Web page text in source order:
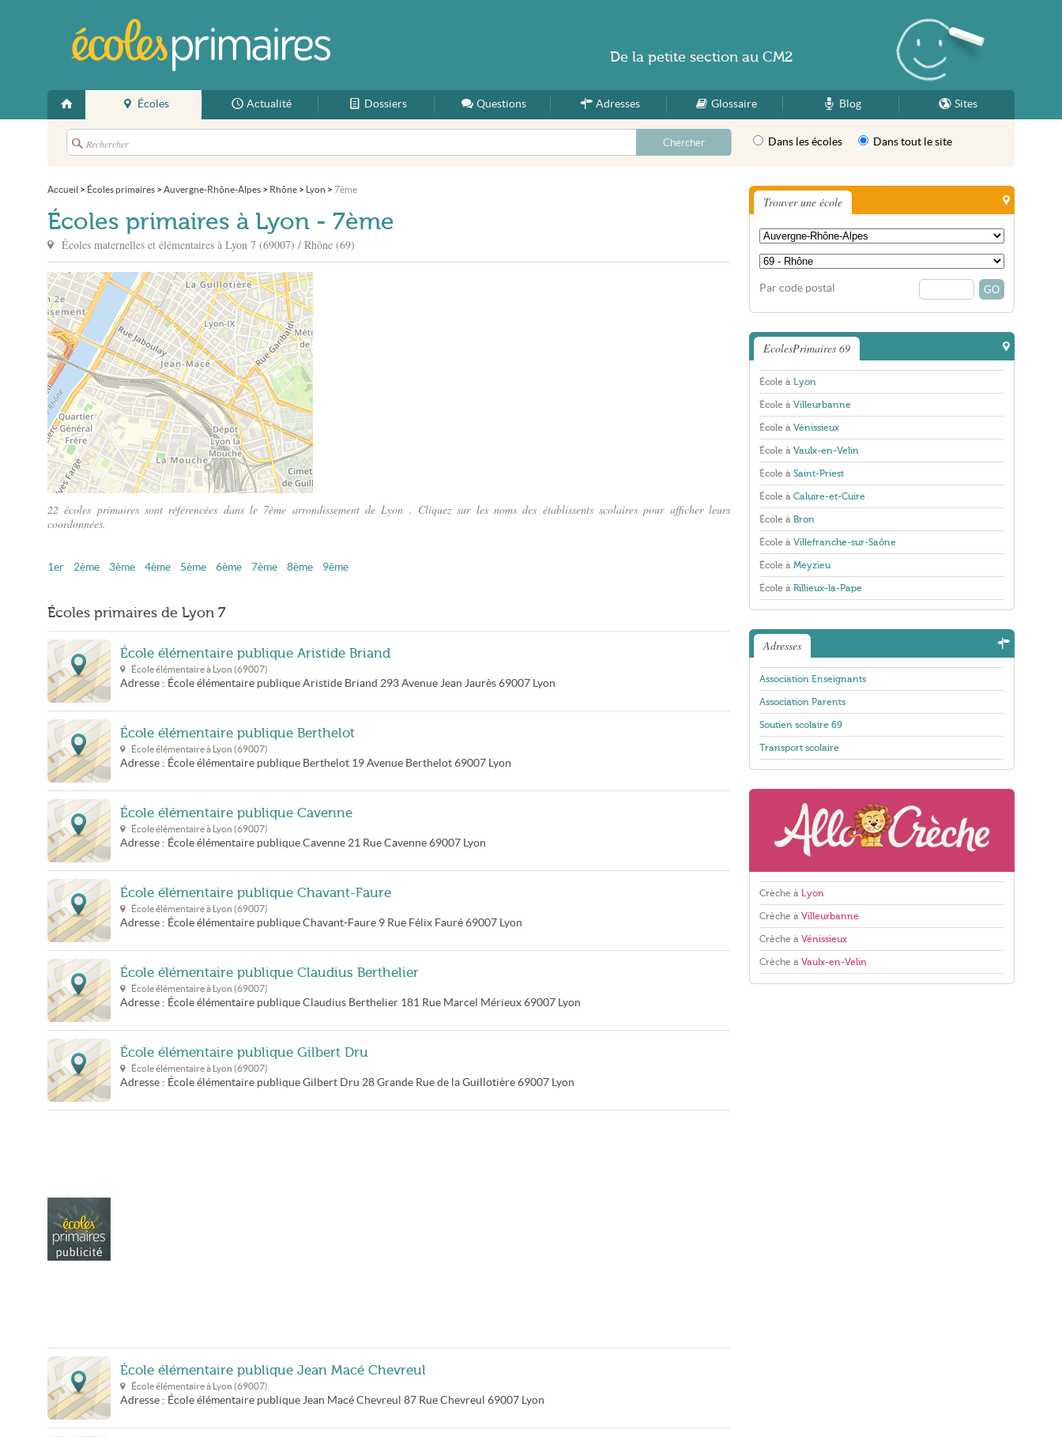
Accueil
Écoles Actualité Dossiers Questions Adresses Glossaire Blog Sites
Dans les écoles Dans tout le site
Accueil > Écoles primaires > Auvergne-Rhône-Alpes > Rhône > Lyon > 7ème
Écoles primaires à Lyon - 7ème
Écoles maternelles et élémentaires à Lyon 7 (69007) / Rhône (69)
Plan du 7ème arrondissement de Lyon
22 écoles primaires sont référencées dans le 7ème arrondissement de Lyon . Cliquez sur les noms des établissents scolaires pour afficher leurs
coordonnées.
1er 2ème 3ème 4ème 5ème 6ème 7ème 8ème 9ème
Écoles primaires de Lyon 7
École élémentaire publique Aristide Briand
École élémentaire à Lyon (69007)
Adresse : École élémentaire publique Aristide Briand 293 Avenue Jean Jaurès 69007 Lyon
École élémentaire publique Berthelot
École élémentaire à Lyon (69007)
Adresse : École élémentaire publique Berthelot 19 Avenue Berthelot 69007 Lyon
École élémentaire publique Cavenne
École élémentaire à Lyon (69007)
Adresse : École élémentaire publique Cavenne 21 Rue Cavenne 69007 Lyon
École élémentaire publique Chavant-Faure
École élémentaire à Lyon (69007)
Adresse : École élémentaire publique Chavant-Faure 9 Rue Félix Fauré 69007 Lyon
École élémentaire publique Claudius Berthelier
École élémentaire à Lyon (69007)
Adresse : École élémentaire publique Claudius Berthelier 181 Rue Marcel Mérieux 69007 Lyon
École élémentaire publique Gilbert Dru
École élémentaire à Lyon (69007)
Adresse : École élémentaire publique Gilbert Dru 28 Grande Rue de la Guillotière 69007 Lyon
École élémentaire publique Jean Macé Chevreul
École élémentaire à Lyon (69007)
Adresse : École élémentaire publique Jean Macé Chevreul 87 Rue Chevreul 69007 Lyon
Trouver une école
Par code postal
EcolesPrimaires 69
École à Lyon
École à Villeurbanne
École à Vénissieux
École à Vaulx-en-Velin
École à Saint-Priest
École à Caluire-et-Cuire
École à Bron
École à Villefranche-sur-Saône
École à Meyzieu
École à Rillieux-la-Pape
Adresses
Association Enseignants
Association Parents
Soutien scolaire 69
Transport scolaire
Crèche à Lyon
Crèche à Villeurbanne
Crèche à Vénissieux
Crèche à Vaulx-en-Velin
De la petite section au CM2